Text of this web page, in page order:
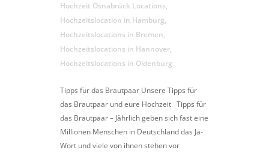
Hochzeit Osnabrück Locations,
Hochzeitslocation in Hamburg,
Hochzeitslocations in Bremen,
Hochzeitslocations in Hannover,
Hochzeitslocations in Oldenburg
Tipps für das Brautpaar Unsere Tipps für
das Brautpaar und eure Hochzeit Tipps für
das Brautpaar – Jährlich geben sich fast eine
Millionen Menschen in Deutschland das Ja-
Wort und viele von ihnen stehen vor